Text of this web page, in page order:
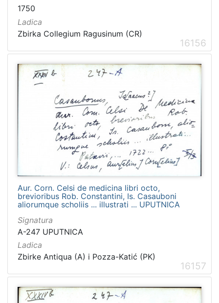
1750
Ladica
Zbirka Collegium Ragusinum (CR)
16156
Aur. Corn. Celsi de medicina libri octo,
brevioribus Rob. Constantini, Is. Casauboni
aliorumque scholiis ... illustrati ... UPUTNICA
Signatura
A-247 UPUTNICA
Ladica
Zbirke Antiqua (A) i Pozza-Katić (PK)
16157